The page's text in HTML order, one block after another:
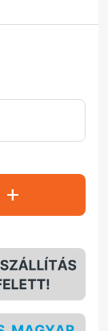
add